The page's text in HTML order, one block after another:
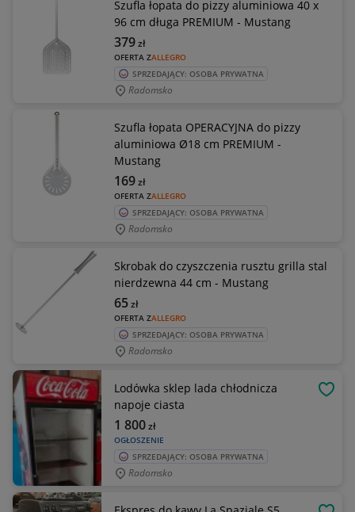
Szufla łopata do pizzy aluminiowa 40 x
96 cm długa PREMIUM - Mustang
OFERTA ZALLEGRO
379zł
SPRZEDAJĄCY: OSOBA PRYWATNA
Radomsko
Szufla łopata OPERACYJNA do pizzy
aluminiowa Ø18 cm PREMIUM -
Mustang
OFERTA ZALLEGRO
169zł
SPRZEDAJĄCY: OSOBA PRYWATNA
Radomsko
Skrobak do czyszczenia rusztu grilla stal
nierdzewna 44 cm - Mustang
OFERTA ZALLEGRO
65zł
SPRZEDAJĄCY: OSOBA PRYWATNA
Radomsko
Lodówka sklep lada chłodnicza
napoje ciasta
OGŁOSZENIE
1 800zł
SPRZEDAJĄCY: OSOBA PRYWATNA
Radomsko